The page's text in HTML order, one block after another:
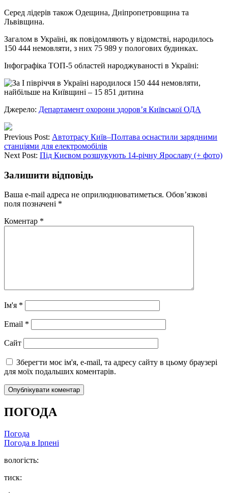
Серед лідерів також Одещина, Дніпропетровщина та
Львівщина.
Загалом в Україні, як повідомляють у відомстві, народилось
150 444 немовляти, з них 75 989 у пологових будинках.
Інфографіка ТОП-5 областей народжуваності в Україні:
Джерело: Департамент охорони здоров’я Київської ОДА
Previous Post: Автотрасу Київ–Полтава оснастили зарядними
станціями для електромобілів
Next Post: Під Києвом розшукують 14-річну Ярославу (+ фото)
Залишити відповідь
Ваша e-mail адреса не оприлюднюватиметься. Обов’язкові
поля позначені *
Коментар *
Ім'я *
Email *
Сайт
Зберегти моє ім'я, e-mail, та адресу сайту в цьому браузері
для моїх подальших коментарів.
ПОГОДА
Погода
Погода в Ірпені
вологість:
тиск: